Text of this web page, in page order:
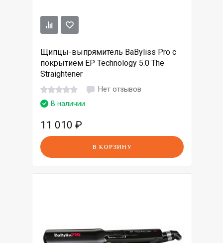
Щипцы-выпрямитель BaByliss Pro с
покрытием EP Technology 5.0 The
Straightener
Нет отзывов
В наличии
11 010 ₽
В КОРЗИНУ